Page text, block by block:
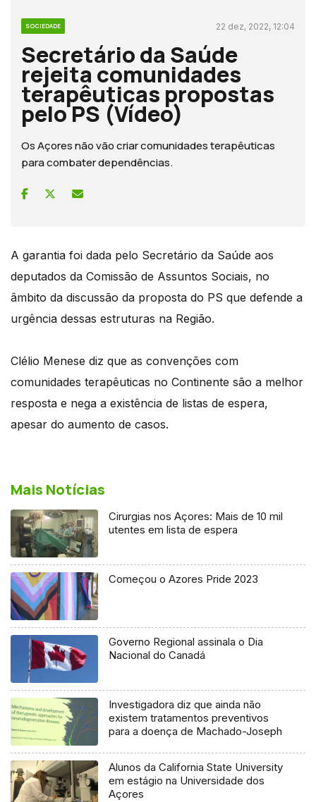
SOCIEDADE 22 dez, 2022, 12:04
Secretário da Saúde
rejeita comunidades
terapêuticas propostas
pelo PS (Vídeo)
Os Açores não vão criar comunidades terapêuticas
para combater dependências.
A garantia foi dada pelo Secretário da Saúde aos
deputados da Comissão de Assuntos Sociais, no
âmbito da discussão da proposta do PS que defende a
urgência dessas estruturas na Região.
Clélio Menese diz que as convenções com
comunidades terapêuticas no Continente são a melhor
resposta e nega a existência de listas de espera,
apesar do aumento de casos.
Mais Notícias
Cirurgias nos Açores: Mais de 10 mil
utentes em lista de espera
Começou o Azores Pride 2023
Governo Regional assinala o Dia
Nacional do Canadá
Investigadora diz que ainda não
existem tratamentos preventivos
para a doença de Machado-Joseph
Alunos da California State University
em estágio na Universidade dos
Açores